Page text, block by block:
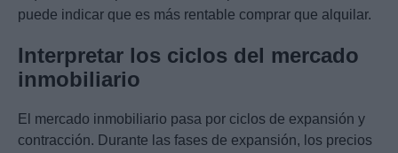
puede indicar que es más rentable comprar que alquilar.
Interpretar los ciclos del mercado
inmobiliario
El mercado inmobiliario pasa por ciclos de expansión y
contracción. Durante las fases de expansión, los precios